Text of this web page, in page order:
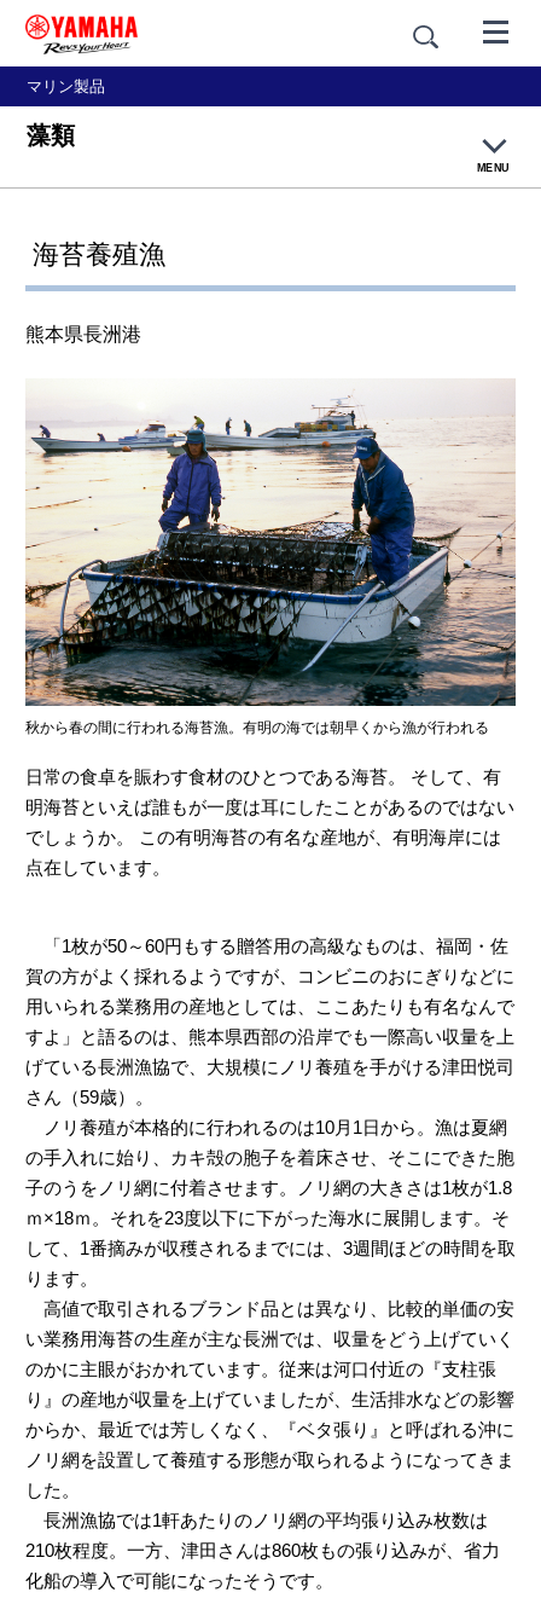
マリン製品
藻類
MENU
釣り漁
網漁
篭壺漁・採貝藻
乗合船・観光船
ヤマハ設計室だより
海苔養殖漁
熊本県長洲港
秋から春の間に行われる海苔漁。有明の海では朝早くから漁が行われる
日常の食卓を賑わす食材のひとつである海苔。 そして、有
明海苔といえば誰もが一度は耳にしたことがあるのではない
でしょうか。 この有明海苔の有名な産地が、有明海岸には
点在しています。
「1枚が50～60円もする贈答用の高級なものは、福岡・佐
賀の方がよく採れるようですが、コンビニのおにぎりなどに
用いられる業務用の産地としては、ここあたりも有名なんで
すよ」と語るのは、熊本県西部の沿岸でも一際高い収量を上
げている長洲漁協で、大規模にノリ養殖を手がける津田悦司
さん（59歳）。
ノリ養殖が本格的に行われるのは10月1日から。漁は夏網
の手入れに始り、カキ殻の胞子を着床させ、そこにできた胞
子のうをノリ網に付着させます。ノリ網の大きさは1枚が1.8
ｍ×18ｍ。それを23度以下に下がった海水に展開します。そ
して、1番摘みが収穫されるまでには、3週間ほどの時間を取
ります。
高値で取引されるブランド品とは異なり、比較的単価の安
い業務用海苔の生産が主な長洲では、収量をどう上げていく
のかに主眼がおかれています。従来は河口付近の『支柱張
り』の産地が収量を上げていましたが、生活排水などの影響
からか、最近では芳しくなく、『ベタ張り』と呼ばれる沖に
ノリ網を設置して養殖する形態が取られるようになってきま
した。
長洲漁協では1軒あたりのノリ網の平均張り込み枚数は
210枚程度。一方、津田さんは860枚もの張り込みが、省力
化船の導入で可能になったそうです。